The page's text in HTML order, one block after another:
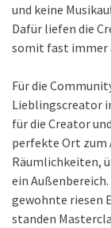
und keine
Dafür liefen die
somit fast immer
Für die
Lieblingscreator
für die Creator
perfekte Ort zum
Räumlichkeiten,
ein
gewohnte riesen
standen